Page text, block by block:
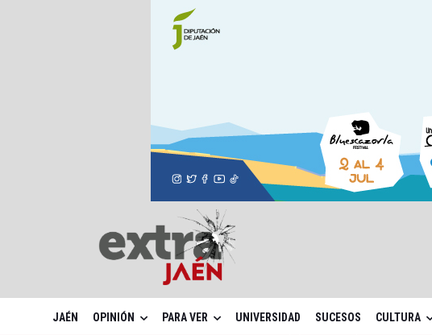
JAÉN OPINIÓN PARA VER UNIVERSIDAD SUCESOS CULTURA